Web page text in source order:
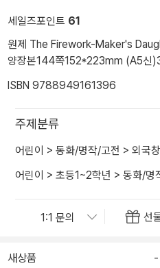
세일즈포인트 61
원제 The Firework-Maker's
양장본144쪽152*223mm (A5신)
ISBN 9788949161396
주제분류
어린이 > 동화/명작/고전 > 외국
어린이 > 초등1~2학년 > 동화/명
선
새상품
-